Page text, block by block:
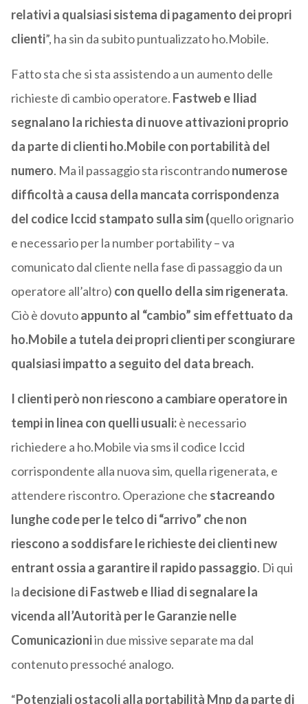
relativi a qualsiasi sistema di pagamento dei propri
clienti”, ha sin da subito puntualizzato ho.Mobile.
Fatto sta che si sta assistendo a un aumento delle
richieste di cambio operatore. Fastweb e Iliad
segnalano la richiesta di nuove attivazioni proprio
da parte di clienti ho.Mobile con portabilità del
numero. Ma il passaggio sta riscontrandonumerose
difficoltà a causa della mancata corrispondenza
del codice Iccid stampato sulla sim (quello orignario
e necessario per la number portability – va
comunicato dal cliente nella fase di passaggio da un
operatore all’altro) con quello della sim rigenerata.
Ciò è dovutoappunto al “cambio” sim effettuato da
ho.Mobile a tutela dei propri clienti per scongiurare
qualsiasi impatto a seguito del data breach.
I clienti però non riescono a cambiare operatore in
tempi in linea con quelli usuali:è necessario
richiedere a ho.Mobile via sms il codice Iccid
corrispondente alla nuova sim, quella rigenerata, e
attendere riscontro. Operazione che stacreando
lunghe code per le telco di “arrivo” che non
riescono a soddisfare le richieste dei clienti new
entrant ossia a garantire il rapido passaggio. Di qui
la decisione di Fastweb e Iliad di segnalare la
vicenda all’Autorità per le Garanzie nelle
Comunicazioniin due missive separate ma dal
contenuto pressoché analogo.
“Potenziali ostacoli alla portabilità Mnp da parte di